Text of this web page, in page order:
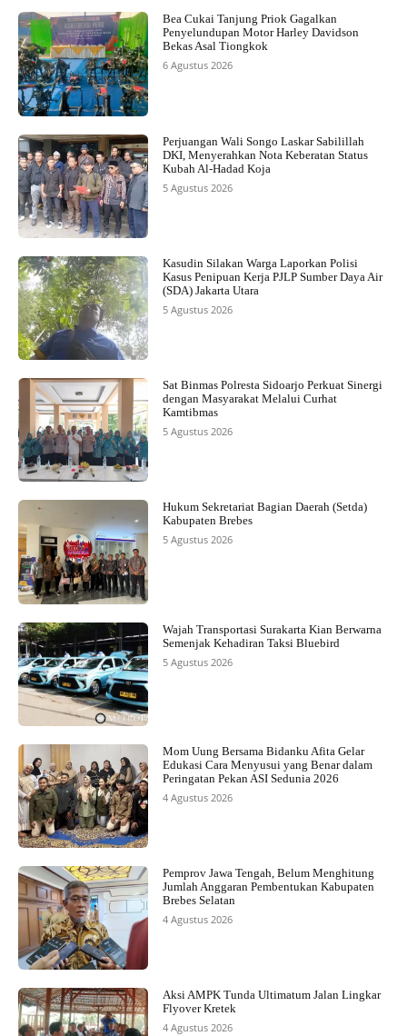
Bea Cukai Tanjung Priok Gagalkan
Penyelundupan Motor Harley Davidson
Bekas Asal Tiongkok
6 Agustus 2026
Perjuangan Wali Songo Laskar Sabilillah
DKI, Menyerahkan Nota Keberatan Status
Kubah Al-Hadad Koja
5 Agustus 2026
Kasudin Silakan Warga Laporkan Polisi
Kasus Penipuan Kerja PJLP Sumber Daya Air
(SDA) Jakarta Utara
5 Agustus 2026
Sat Binmas Polresta Sidoarjo Perkuat Sinergi
dengan Masyarakat Melalui Curhat
Kamtibmas
5 Agustus 2026
Hukum Sekretariat Bagian Daerah (Setda)
Kabupaten Brebes
5 Agustus 2026
Wajah Transportasi Surakarta Kian Berwarna
Semenjak Kehadiran Taksi Bluebird
5 Agustus 2026
Mom Uung Bersama Bidanku Afita Gelar
Edukasi Cara Menyusui yang Benar dalam
Peringatan Pekan ASI Sedunia 2026
4 Agustus 2026
Pemprov Jawa Tengah, Belum Menghitung
Jumlah Anggaran Pembentukan Kabupaten
Brebes Selatan
4 Agustus 2026
Aksi AMPK Tunda Ultimatum Jalan Lingkar
Flyover Kretek
4 Agustus 2026